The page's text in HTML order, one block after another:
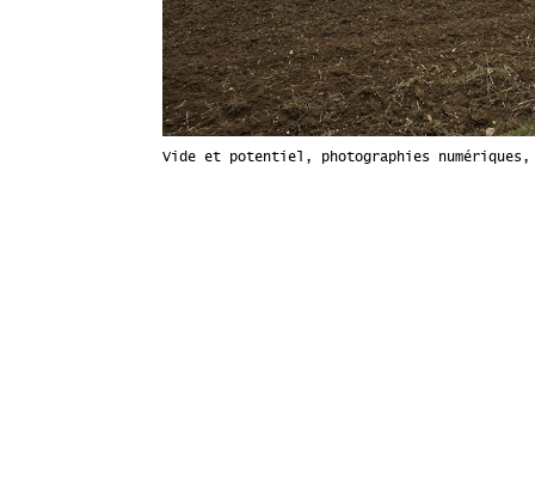
Vide et potentiel, photographies numériques,